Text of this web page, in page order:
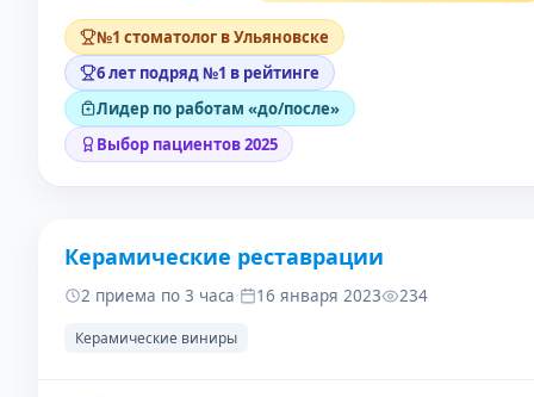
№1 стоматолог в Ульяновске
6 лет подряд №1 в рейтинге
Лидер по работам «до/после»
Выбор пациентов 2025
ДО
Керамические реставрации
2 приема по 3 часа· 16 января 2023 234
Керамические виниры